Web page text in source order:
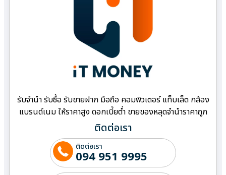
รับจำนำ รับซื้อ รับขายฝาก มือถือ คอมพิวเตอร์ แท็บเล็ต กล้อง
แบรนด์เนม ให้ราคาสูง ดอกเบี้ยต่ำ ขายของหลุดจำนำราคาถูก
ติดต่อเรา
ติดต่อเรา
094 951 9995